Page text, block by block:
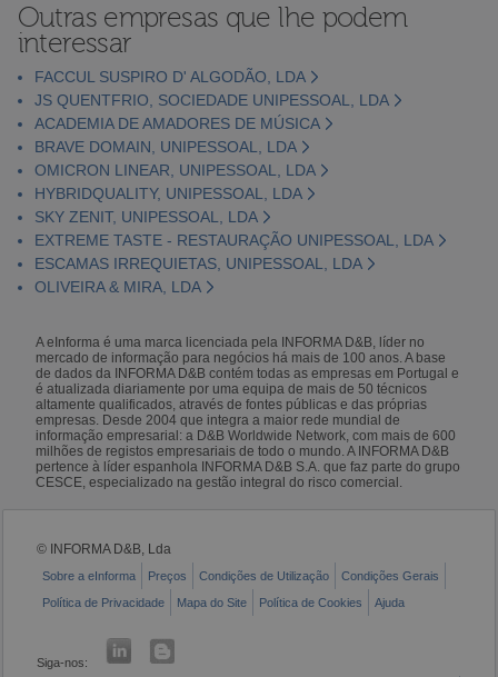
Outras empresas que lhe podem
interessar
FACCUL SUSPIRO D' ALGODÃO, LDA
JS QUENTFRIO, SOCIEDADE UNIPESSOAL, LDA
ACADEMIA DE AMADORES DE MÚSICA
BRAVE DOMAIN, UNIPESSOAL, LDA
OMICRON LINEAR, UNIPESSOAL, LDA
HYBRIDQUALITY, UNIPESSOAL, LDA
SKY ZENIT, UNIPESSOAL, LDA
EXTREME TASTE - RESTAURAÇÃO UNIPESSOAL, LDA
ESCAMAS IRREQUIETAS, UNIPESSOAL, LDA
OLIVEIRA & MIRA, LDA
A eInforma é uma marca licenciada pela INFORMA D&B, líder no
mercado de informação para negócios há mais de 100 anos. A base
de dados da INFORMA D&B contém todas as empresas em Portugal e
é atualizada diariamente por uma equipa de mais de 50 técnicos
altamente qualificados, através de fontes públicas e das próprias
empresas. Desde 2004 que integra a maior rede mundial de
informação empresarial: a D&B Worldwide Network, com mais de 600
milhões de registos empresariais de todo o mundo. A INFORMA D&B
pertence à líder espanhola INFORMA D&B S.A. que faz parte do grupo
CESCE, especializado na gestão integral do risco comercial.
© INFORMA D&B, Lda
Sobre a eInforma Preços Condições de Utilização
Condições Gerais
Política de Privacidade
Mapa do Site Política de Cookies Ajuda
Siga-nos: